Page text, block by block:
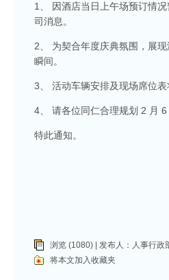
1、 因酒店当日上午场预订情
司消息。
2、 为契合年度庆典氛围，展
瞬间。
3、 活动车辆安排及现场席位
4、 请各位同仁合理规划 2 月
特此通知。
浏览 (1080) | 发布人： 人事行政
将本文加入收藏夹